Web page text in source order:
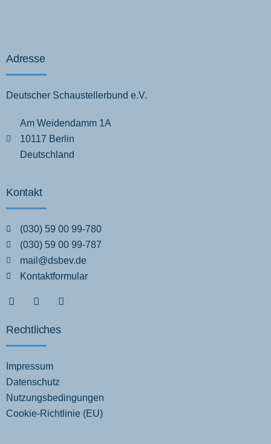
Adresse
Deutscher Schaustellerbund e.V.
Am Weidendamm 1A
10117 Berlin
Deutschland
Kontakt
(030) 59 00 99-780
(030) 59 00 99-787
mail@dsbev.de
Kontaktformular
Rechtliches
Impressum
Datenschutz
Nutzungsbedingungen
Cookie-Richtlinie (EU)